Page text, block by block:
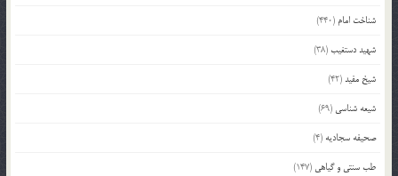
شناخت امام (440)
شهید دستغیب(38)
شیخ مفید(42)
شیعه شناسی (69)
صحیفه سجادیه (4)
طب سنتی و گیاهی (147)